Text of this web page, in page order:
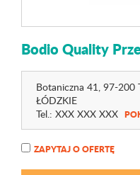
Bodio Quality
Botaniczna 41, 97-200
ŁÓDZKIE
Tel.: XXX XXX XXX
ZAPYTAJ O OFERTĘ